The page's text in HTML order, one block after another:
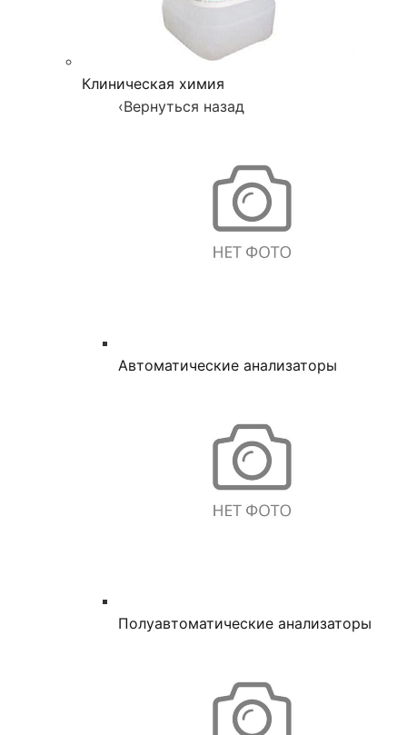
Клиническая химия
‹Вернуться назад
Автоматические анализаторы
Полуавтоматические анализаторы